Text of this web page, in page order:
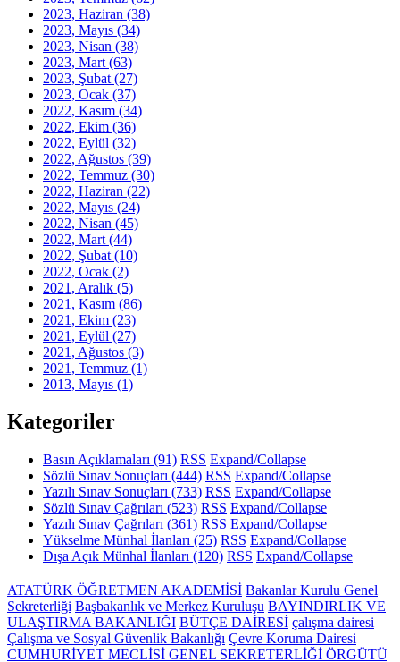
2023, Haziran (38)
2023, Mayıs (34)
2023, Nisan (38)
2023, Mart (63)
2023, Şubat (27)
2023, Ocak (37)
2022, Kasım (34)
2022, Ekim (36)
2022, Eylül (32)
2022, Ağustos (39)
2022, Temmuz (30)
2022, Haziran (22)
2022, Mayıs (24)
2022, Nisan (45)
2022, Mart (44)
2022, Şubat (10)
2022, Ocak (2)
2021, Aralık (5)
2021, Kasım (86)
2021, Ekim (23)
2021, Eylül (27)
2021, Ağustos (3)
2021, Temmuz (1)
2013, Mayıs (1)
Kategoriler
Basın Açıklamaları (91) RSS Expand/Collapse
Sözlü Sınav Sonuçları (444) RSS Expand/Collapse
Yazılı Sınav Sonuçları (733) RSS Expand/Collapse
Sözlü Sınav Çağrıları (523) RSS Expand/Collapse
Yazılı Sınav Çağrıları (361) RSS Expand/Collapse
Yükselme Münhal İlanları (25) RSS Expand/Collapse
Dışa Açık Münhal İlanları (120) RSS Expand/Collapse
ATATÜRK ÖĞRETMEN AKADEMİSİ Bakanlar Kurulu Genel
Sekreterliği Başbakanlık ve Merkez Kuruluşu BAYINDIRLIK VE
ULAŞTIRMA BAKANLIĞI BÜTÇE DAİRESİ çalışma dairesi
Çalışma ve Sosyal Güvenlik Bakanlığı Çevre Koruma Dairesi
CUMHURİYET MECLİSİ GENEL SEKRETERLİĞİ ÖRGÜTÜ